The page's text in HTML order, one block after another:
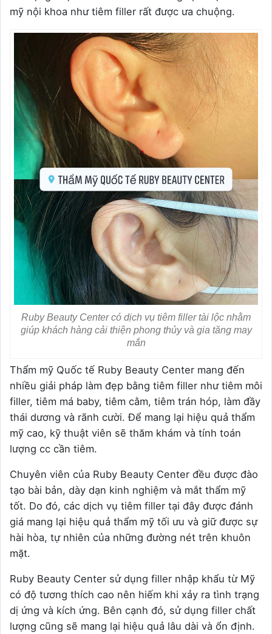
mỹ nội khoa như tiêm filler rất được ưa chuộng.
Ruby Beauty Center có dịch vụ tiêm filler tài lộc nhằm
giúp khách hàng cải thiện phong thủy và gia tăng may
mắn
Thẩm mỹ Quốc tế Ruby Beauty Center mang đến
nhiều giải pháp làm đẹp bằng tiêm filler như tiêm môi
filler, tiêm má baby, tiêm cằm, tiêm trán hóp, làm đầy
thái dương và rãnh cười. Để mang lại hiệu quả thẩm
mỹ cao, kỹ thuật viên sẽ thăm khám và tính toán
lượng cc cần tiêm.
Chuyên viên của Ruby Beauty Center đều được đào
tạo bài bản, dày dạn kinh nghiệm và mắt thẩm mỹ
tốt. Do đó, các dịch vụ tiêm filler tại đây được đánh
giá mang lại hiệu quả thẩm mỹ tối ưu và giữ được sự
hài hòa, tự nhiên của những đường nét trên khuôn
mặt.
Ruby Beauty Center sử dụng filler nhập khẩu từ Mỹ
có độ tương thích cao nên hiếm khi xảy ra tình trạng
dị ứng và kích ứng. Bên cạnh đó, sử dụng filler chất
lượng cũng sẽ mang lại hiệu quả lâu dài và ổn định.